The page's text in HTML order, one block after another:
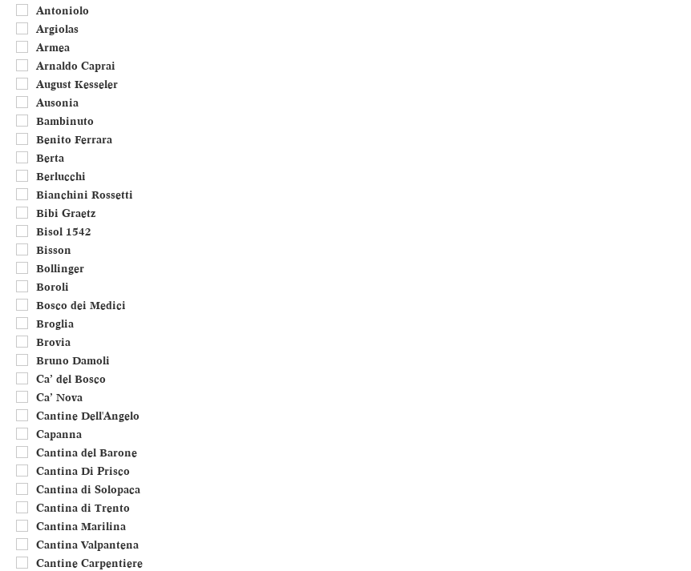
Trentino Alto Adige
Umbria
Valle d'Aosta
Veneto
Francia
Portogallo
Antoniolo
Argiolas
Armea
Arnaldo Caprai
August Kesseler
Ausonia
Bambinuto
Benito Ferrara
Berta
Berlucchi
Bianchini Rossetti
Bibi Graetz
Bisol 1542
Bisson
Bollinger
Boroli
Bosco dei Medici
Broglia
Brovia
Bruno Damoli
Ca’ del Bosco
Ca’ Nova
Cantine Dell'Angelo
Capanna
Cantina del Barone
Cantina Di Prisco
Cantina di Solopaca
Cantina di Trento
Cantina Marilina
Cantina Valpantena
Cantine Carpentiere